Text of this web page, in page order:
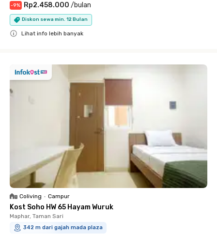
-9% Rp2.458.000 /bulan
Diskon sewa min. 12 Bulan
Lihat info lebih banyak
Coliving • Campur
Kost Soho HW 65 Hayam Wuruk
Maphar, Taman Sari
342 m dari gajah mada plaza